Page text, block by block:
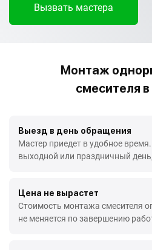
Вызвать мастера
Монтаж
смесителя
Выезд в день обращения
Мастер приедет в удобное
выходной или праздничный
Цена не вырастет
Стоимость монтажа смесителя
не меняется по завершению